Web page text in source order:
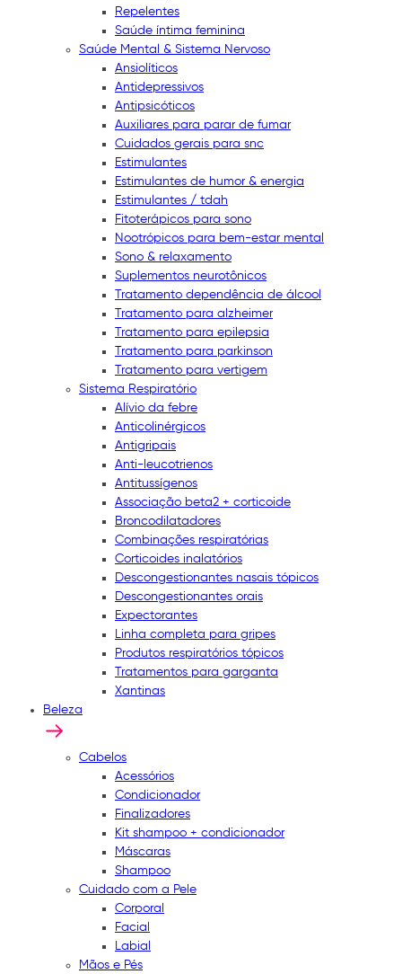
Repelentes
Saúde íntima feminina
Saúde Mental & Sistema Nervoso
Ansiolíticos
Antidepressivos
Antipsicóticos
Auxiliares para parar de fumar
Cuidados gerais para snc
Estimulantes
Estimulantes de humor & energia
Estimulantes / tdah
Fitoterápicos para sono
Nootrópicos para bem-estar mental
Sono & relaxamento
Suplementos neurotônicos
Tratamento dependência de álcool
Tratamento para alzheimer
Tratamento para epilepsia
Tratamento para parkinson
Tratamento para vertigem
Sistema Respiratório
Alívio da febre
Anticolinérgicos
Antigripais
Anti-leucotrienos
Antitussígenos
Associação beta2 + corticoide
Broncodilatadores
Combinações respiratórias
Corticoides inalatórios
Descongestionantes nasais tópicos
Descongestionantes orais
Expectorantes
Linha completa para gripes
Produtos respiratórios tópicos
Tratamentos para garganta
Xantinas
Beleza
Cabelos
Acessórios
Condicionador
Finalizadores
Kit shampoo + condicionador
Máscaras
Shampoo
Cuidado com a Pele
Corporal
Facial
Labial
Mãos e Pés